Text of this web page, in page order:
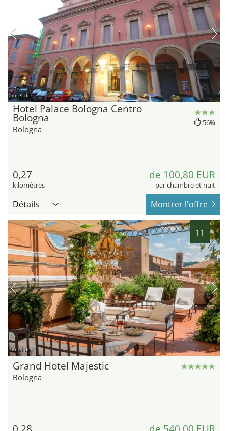
hotel.de
Hotel Palace Bologna Centro
Bologna
Bologna
56%
0,27
kilomètres
de 100,80 EUR
par chambre et nuit
Détails Montrer l'offre
11
hotel.de
Grand Hotel Majestic
Bologna